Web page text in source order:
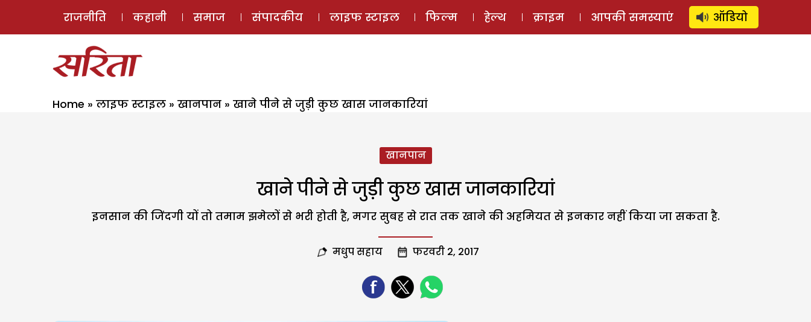
ई-मैगज़ीन ऑडियो स्टोरी लॉग इन ⚲ SUBSCRIBE
राजनीति कहानी समाज संपादकीय लाइफ स्टाइल फिल्म हेल्थ क्राइम आपकी समस्याएं ऑडियो
Home » लाइफ स्टाइल » खानपान » खाने पीने से जुड़ी कुछ खास जानकारियां
खानपान
खाने पीने से जुड़ी कुछ खास जानकारियां
इनसान की जिंदगी यों तो तमाम झमेलों से भरी होती है, मगर सुबह से रात तक खाने की अहमियत से इनकार नहीं किया जा सकता है.
मधुप सहाय फरवरी 2, 2017